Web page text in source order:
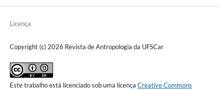
Licença
Copyright (c) 2026 Revista de Antropologia da UFSCar
Este trabalho está licenciado sob uma licença Creative Commons